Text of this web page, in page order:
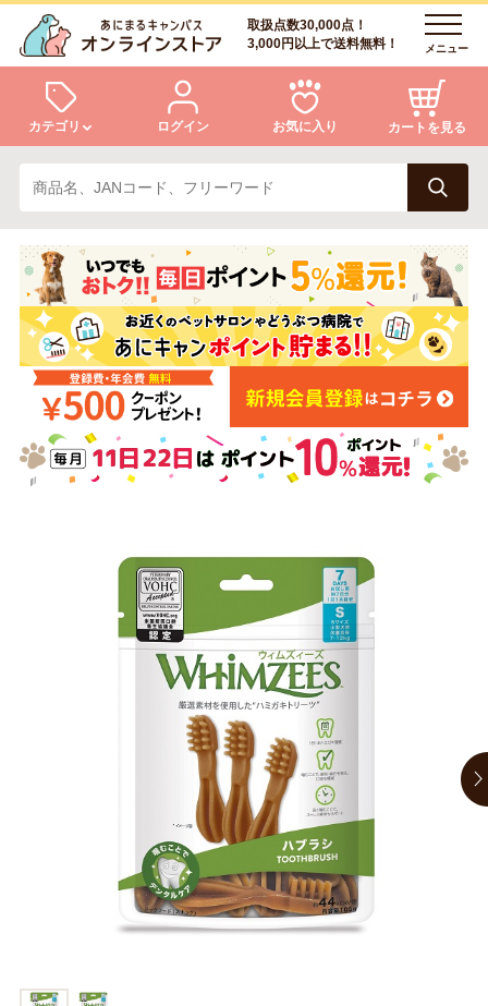
取扱点数30,000点！
3,000円以上で送料無料！
メニュー
カテゴリ
犬 猫
小動物・鳥 アクア・爬虫類・昆虫
ドッグフード キャットフード
美容・ケア用品 服・おさんぽ用品
トリマーグッズ シニアサポート
ログイン お気に入り カートを見る
ログイン
会員登録
あにまるキャンパスについて
アフターサービス
商品リクエスト